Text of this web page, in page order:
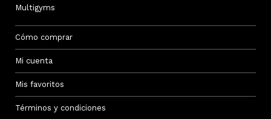
Multigyms
Cómo comprar
Mi cuenta
Mis favoritos
Términos y condiciones